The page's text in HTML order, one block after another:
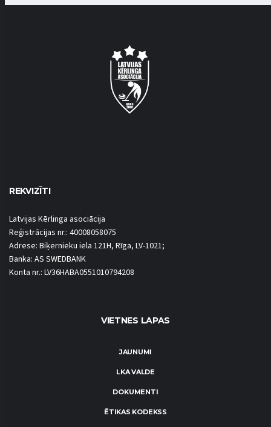
REKVIZĪTI
Latvijas Kērlinga asociācija
Reģistrācijas nr.: 40008058075
Adrese: Biķernieku iela 121H, Rīga, LV-1021;
Banka: AS SWEDBANK
Konta nr.: LV36HABA0551010794208
VIETNES LAPAS
JAUNUMI
LKA VALDE
DOKUMENTI
ĒTIKAS KODEKSS